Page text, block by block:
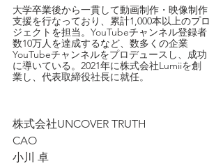
大学卒業後から一貫して動画制作・映像制作
支援を行なっており、累計1,000本以上のプロ
ジェクトを担当。YouTubeチャンネル登録者
数10万人を達成するなど、数多くの企業
YouTubeチャンネルをプロデュースし、成功
に導いている。2021年に株式会社Lumiiを創
業し、代表取締役社長に就任。
株式会社UNCOVER TRUTH
CAO
小川 卓